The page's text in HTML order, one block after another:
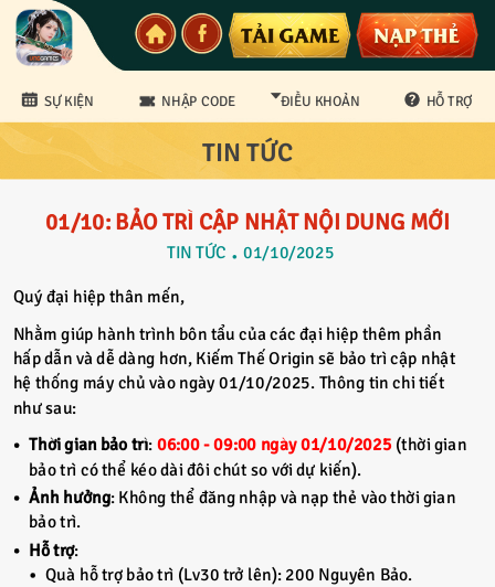
TIN TỨC
01/10: BẢO TRÌ CẬP NHẬT NỘI DUNG MỚI
TIN TỨC 01/10/2025
Quý đại hiệp thân mến,
Nhằm giúp hành trình bôn tẩu của các đại hiệp thêm phần
hấp dẫn và dễ dàng hơn, Kiếm Thế Origin sẽ bảo trì cập nhật
hệ thống máy chủ vào ngày 01/10/2025. Thông tin chi tiết
như sau:
Thời gian bảo trì: 06:00 - 09:00 ngày 01/10/2025(thời gian
bảo trì có thể kéo dài đôi chút so với dự kiến).
Ảnh hưởng: Không thể đăng nhập và nạp thẻ vào thời gian
bảo trì.
Hỗ trợ:
Quà hỗ trợ bảo trì (Lv30 trở lên): 200 Nguyên Bảo.
SỰ KIỆN NHẬP CODE ĐIỀU KHOẢN
CS Bảo mật
HỖ TRỢ